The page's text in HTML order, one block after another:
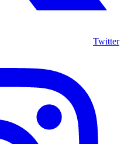
Twitter